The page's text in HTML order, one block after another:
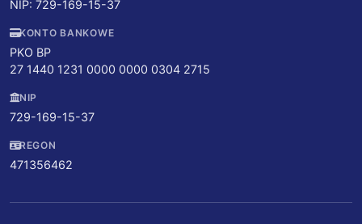
NIP: 729-169-15-37
KONTO BANKOWE
PKO BP
27 1440 1231 0000 0000 0304 2715
NIP
729-169-15-37
REGON
471356462